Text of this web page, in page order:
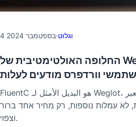
4 בספטמבר 2024·וגלוט
החלופה האולטימטיבית של Weglot עבור
וורדפרס מודעים לעלות
FluentC هو البديل الأمثل لـ Weglot، والسبب بسيط: تسعير
לא עמלות נוספות, רק מחיר אחד ברור
וצפוי.